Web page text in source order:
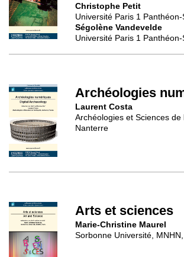
Christophe Petit
Université Paris 1
Ségolène Vandevelde
Université Paris 1
Archéologies
Laurent Costa
Archéologies et Sciences de
Nanterre
Arts et sciences
Marie-Christine Maurel
Sorbonne Université,